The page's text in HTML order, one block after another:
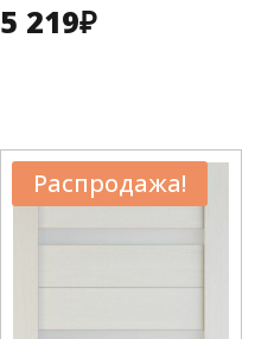
5 219₽
Распродажа!